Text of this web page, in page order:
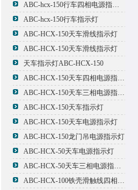
ABC-hcx-150行车四相电源指示灯
ABC-hcx-150行车指示灯
ABC-HCX-150天车滑线指示灯
ABC-HCX-150天车滑线指示灯
天车指示灯ABC-HCX-150
ABC-HCX-150天车四相电源指示灯
ABC-HCX-150天车三相电源指示灯
ABC-HCX-150天车指示灯
ABC-HCX-150天车电源指示灯
ABC-HCX-150龙门吊电源指示灯
ABC-HCX-50天车电源指示灯
ABC-HCX-50天车三相电源指示灯
ABC-HCX-100铁壳滑触线四相电源指示灯